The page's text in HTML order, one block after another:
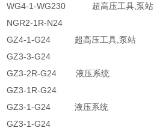
WG4-1-WG230 超高压工具,泵站
NGR2-1R-N24
GZ4-1-G24 超高压工具,泵站
GZ3-3-G24
GZ3-2R-G24 液压系统
GZ3-1R-G24
GZ3-1-G24 液压系统
GZ3-1-G24